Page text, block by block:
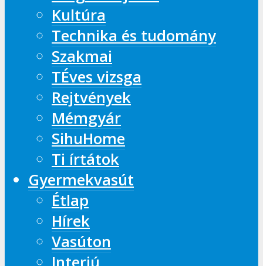
Kultúra
Technika és tudomány
Szakmai
TÉves vizsga
Rejtvények
Mémgyár
SihuHome
Ti írtátok
Gyermekvasút
Étlap
Hírek
Vasúton